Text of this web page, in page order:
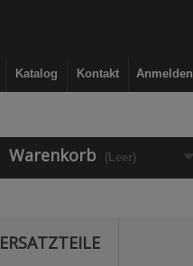
Anmelden
Kontakt
Katalog
Warenkorb (Leer)
ERSATZTEILE